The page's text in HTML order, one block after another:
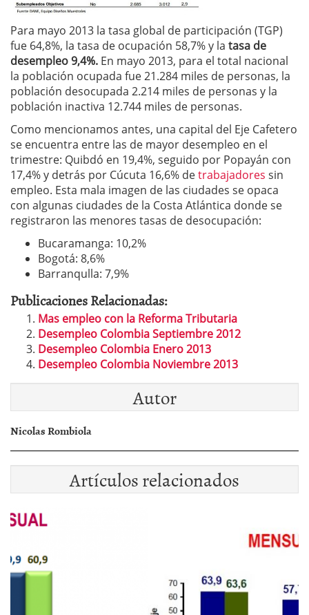
Para mayo 2013 la tasa global de participación (TGP)
fue 64,8%, la tasa de ocupación 58,7% y la tasa de
desempleo 9,4%. En mayo 2013, para el total nacional
la población ocupada fue 21.284 miles de personas, la
población desocupada 2.214 miles de personas y la
población inactiva 12.744 miles de personas.
Como mencionamos antes, una capital del Eje Cafetero
se encuentra entre las de mayor desempleo en el
trimestre: Quibdó en 19,4%, seguido por Popayán con
17,4% y detrás por Cúcuta 16,6% detrabajadores sin
empleo. Esta mala imagen de las ciudades se opaca
con algunas ciudades de la Costa Atlántica donde se
registraron las menores tasas de desocupación:
Bucaramanga: 10,2%
Bogotá: 8,6%
Barranqulla: 7,9%
Publicaciones Relacionadas:
Mas empleo con la Reforma Tributaria
Desempleo Colombia Septiembre 2012
Desempleo Colombia Enero 2013
Desempleo Colombia Noviembre 2013
Autor
Nicolas Rombiola
Artículos relacionados